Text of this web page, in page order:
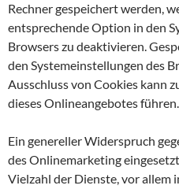
Rechner gespeichert werden,
entsprechende Option in den
Browsers zu deaktivieren.
den Systemeinstellungen des
Ausschluss von Cookies kann
dieses Onlineangebotes führen.
Ein genereller Widerspruch
des Onlinemarketing
Vielzahl der Dienste, vor allem